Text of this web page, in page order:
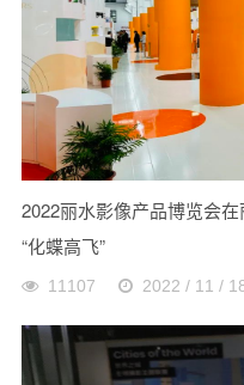
2022丽水影像产品博览会
“化蝶高飞”
11107 2022 / 11 /